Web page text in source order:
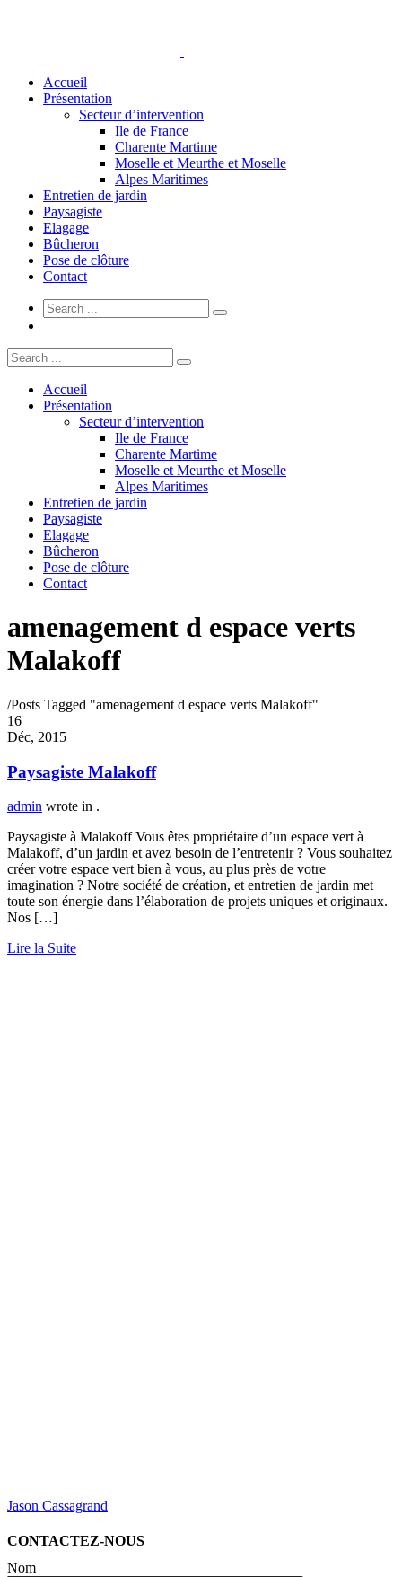
Accueil
Présentation
Secteur d’intervention
Ile de France
Charente Martime
Moselle et Meurthe et Moselle
Alpes Maritimes
Entretien de jardin
Paysagiste
Elagage
Bûcheron
Pose de clôture
Contact
Accueil
Présentation
Secteur d’intervention
Ile de France
Charente Martime
Moselle et Meurthe et Moselle
Alpes Maritimes
Entretien de jardin
Paysagiste
Elagage
Bûcheron
Pose de clôture
Contact
amenagement d espace verts
Malakoff
/Posts Tagged "amenagement d espace verts Malakoff"
16
Déc, 2015
Paysagiste Malakoff
admin wrote in .
Paysagiste à Malakoff Vous êtes propriétaire d’un espace vert à
Malakoff, d’un jardin et avez besoin de l’entretenir ? Vous souhaitez
créer votre espace vert bien à vous, au plus près de votre
imagination ? Notre société de création, et entretien de jardin met
toute son énergie dans l’élaboration de projets uniques et originaux.
Nos […]
Lire la Suite
Jason Cassagrand
CONTACTEZ-NOUS
Nom